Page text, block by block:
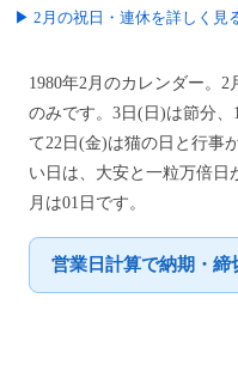
▶ 2月の祝日・連休を詳しく見
1980年2月のカレンダー。
のみです。3日(日)は節分
て22日(金)は猫の日と行事
い日は、大安と一粒万倍日
月は01日です。
営業日計算で納期・